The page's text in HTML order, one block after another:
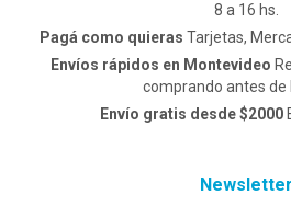
8 a 16 hs.
Pagá como quieras Tarjetas,
Envíos rápidos en Montevideo
comprando antes de
Envío gratis desde $2000
Newsletter